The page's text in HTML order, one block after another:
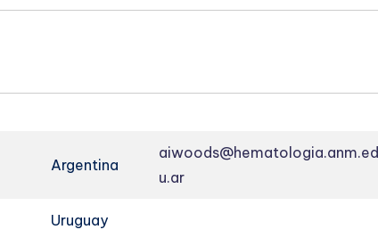
Argentina
aiwoods@hematologia.anm.ed
u.ar
Uruguay